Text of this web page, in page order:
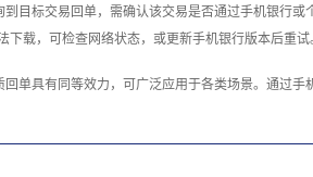
目标交易回单，需确认该交易是否通过手机银行
载，可检查网络状态，或更新手机银行版本后重试
单具有同等效力，可广泛应用于各类场景。通过